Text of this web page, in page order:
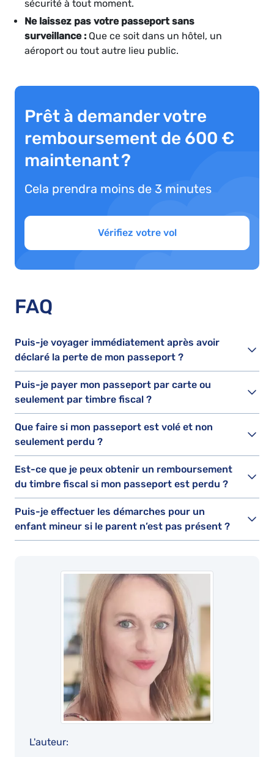
sécurité à tout moment.
Ne laissez pas votre passeport sans
surveillance : Que ce soit dans un hôtel, un
aéroport ou tout autre lieu public.
Prêt à demander votre
remboursement de 600 €
maintenant ?
Cela prendra moins de 3 minutes
Vérifiez votre vol
FAQ
Puis-je voyager immédiatement après avoir
déclaré la perte de mon passeport ?
Puis-je payer mon passeport par carte ou
seulement par timbre fiscal ?
Que faire si mon passeport est volé et non
seulement perdu ?
Est-ce que je peux obtenir un remboursement
du timbre fiscal si mon passeport est perdu ?
Puis-je effectuer les démarches pour un
enfant mineur si le parent n’est pas présent ?
L'auteur: